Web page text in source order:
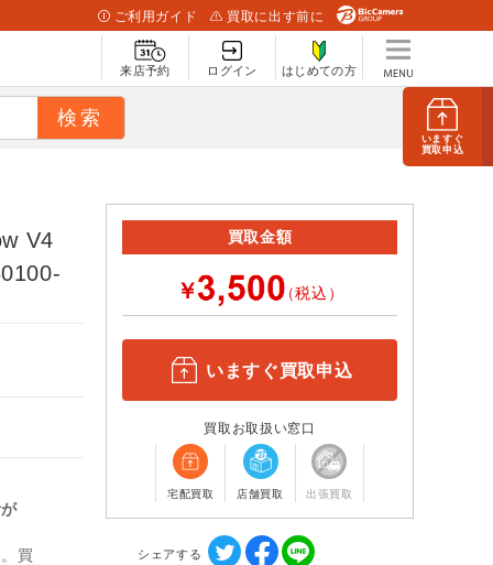
いますぐ
買取申込
ご利用ガイド 買取に出す前に
来店予約 ログイン はじめての方
V4
買
買取金額
￥ （税込）
いますぐ買取申込
買取お取扱い窓口
宅配買取 店舗買取 出張買取
シェアする